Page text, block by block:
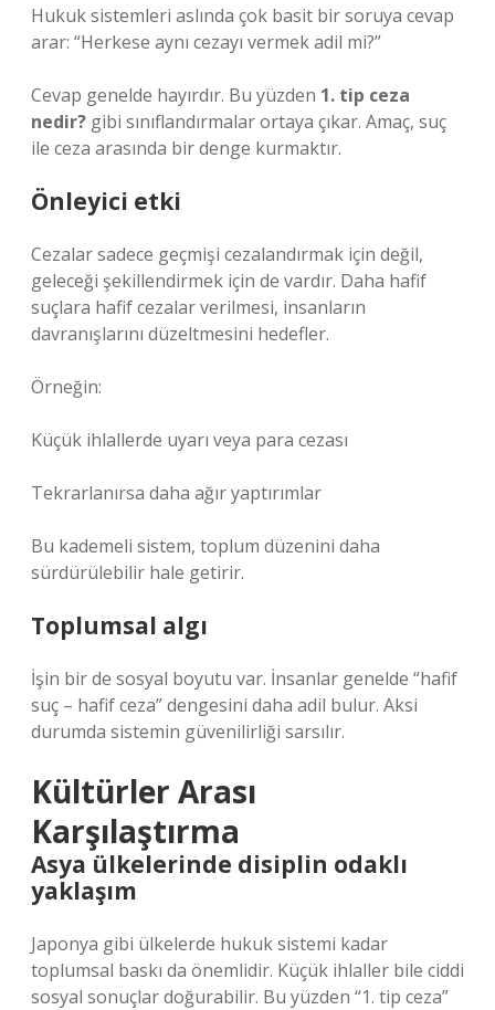
Hukuk sistemleri aslında çok basit bir soruya cevap
arar: “Herkese aynı cezayı vermek adil mi?”
Cevap genelde hayırdır. Bu yüzden 1. tip ceza
nedir? gibi sınıflandırmalar ortaya çıkar. Amaç, suç
ile ceza arasında bir denge kurmaktır.
Önleyici etki
Cezalar sadece geçmişi cezalandırmak için değil,
geleceği şekillendirmek için de vardır. Daha hafif
suçlara hafif cezalar verilmesi, insanların
davranışlarını düzeltmesini hedefler.
Örneğin:
Küçük ihlallerde uyarı veya para cezası
Tekrarlanırsa daha ağır yaptırımlar
Bu kademeli sistem, toplum düzenini daha
sürdürülebilir hale getirir.
Toplumsal algı
İşin bir de sosyal boyutu var. İnsanlar genelde “hafif
suç – hafif ceza” dengesini daha adil bulur. Aksi
durumda sistemin güvenilirliği sarsılır.
Kültürler Arası
Karşılaştırma
Asya ülkelerinde disiplin odaklı
yaklaşım
Japonya gibi ülkelerde hukuk sistemi kadar
toplumsal baskı da önemlidir. Küçük ihlaller bile ciddi
sosyal sonuçlar doğurabilir. Bu yüzden “1. tip ceza”